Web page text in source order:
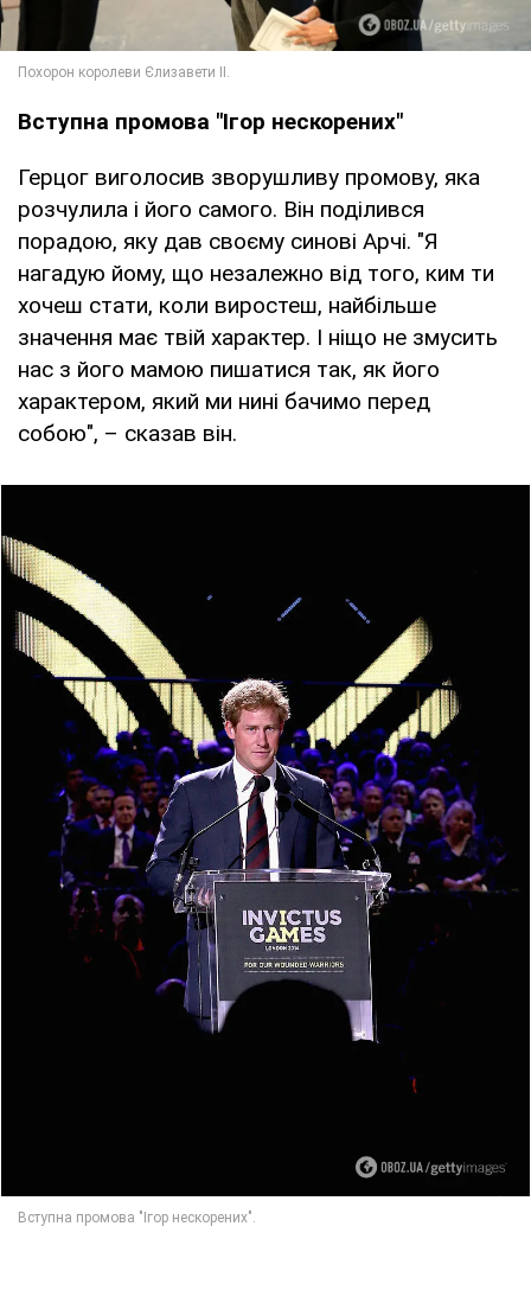
Вступна промова "Ігор нескорених"
Герцог виголосив зворушливу промову, яка
розчулила і його самого. Він поділився
порадою, яку дав своєму синові Арчі. "Я
нагадую йому, що незалежно від того, ким ти
хочеш стати, коли виростеш, найбільше
значення має твій характер. І ніщо не змусить
нас з його мамою пишатися так, як його
характером, який ми нині бачимо перед
собою", – сказав він.